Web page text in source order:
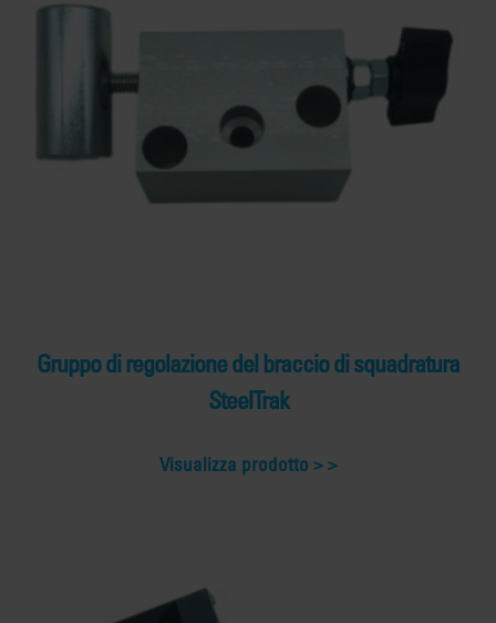
Gruppo di regolazione del braccio di squadratura
SteelTrak
Visualizza prodotto >